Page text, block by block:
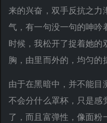
来的兴奋，双手反抗之力
气，有一句没一句的呻吟
时候，我松开了捉着她的
胸，由里而外的，均匀的
由于在黑暗中，并不能
不会分什么罩杯，只是感
了，而且富弹性，像面粉